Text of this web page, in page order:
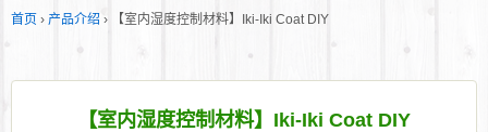
首页 › 产品介绍 › 【室内湿度控制材料】Iki-Iki Coat DIY
【室内湿度控制材料】Iki-Iki Coat DIY